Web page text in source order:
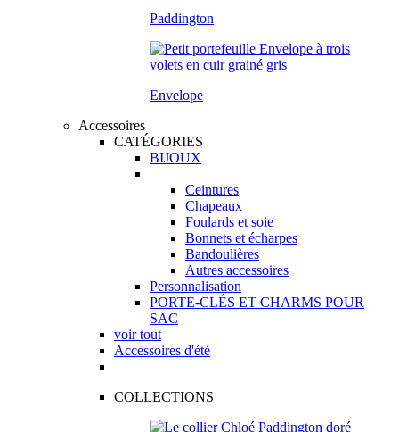
Paddington
Envelope
Accessoires
CATÉGORIES
BIJOUX
Ceintures
Chapeaux
Foulards et soie
Bonnets et écharpes
Bandoulières
Autres accessoires
Personnalisation
PORTE-CLÉS ET CHARMS POUR
SAC
voir tout
Accessoires d'été
COLLECTIONS